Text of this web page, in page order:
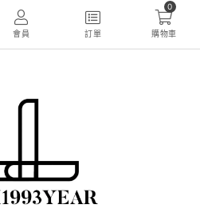
會員 訂單
0
購物車